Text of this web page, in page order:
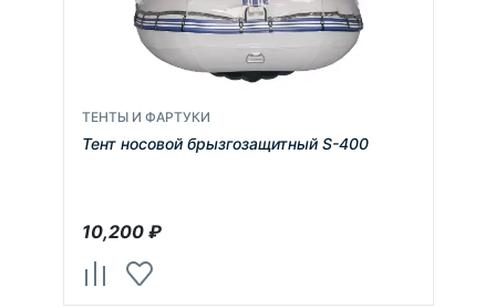
ТЕНТЫ И ФАРТУКИ
Тент носовой брызгозащитный S-400
10,200₽